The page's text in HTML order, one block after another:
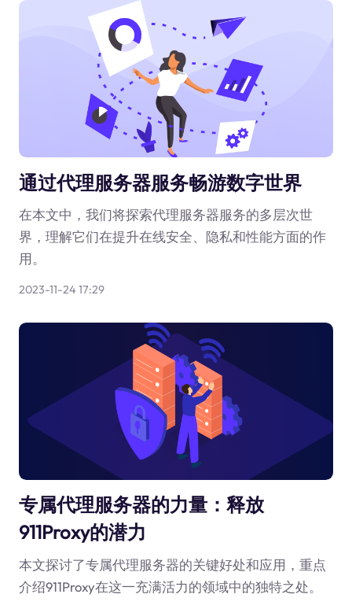
通过代理服务器服务畅游数字世界
在本文中，我们将探索代理服务器服务的多层次世
界，理解它们在提升在线安全、隐私和性能方面的作
用。
2023-11-24 17:29
专属代理服务器的力量：释放
911Proxy的潜力
本文探讨了专属代理服务器的关键好处和应用，重点
介绍911Proxy在这一充满活力的领域中的独特之处。